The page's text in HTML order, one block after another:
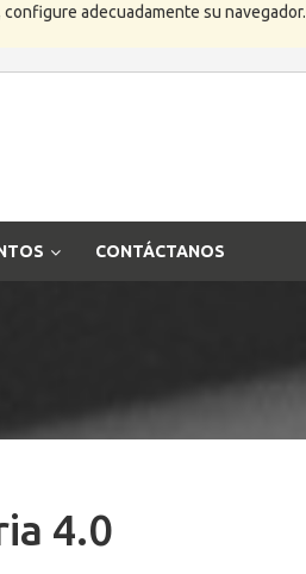
configure adecuadamente su navegador.
CONTÁCTANOS
4.0